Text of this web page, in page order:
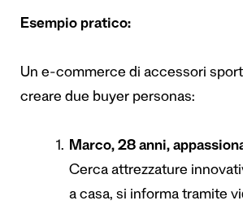
Esempio pratico:
Un e-commerce di accessori
creare due buyer personas:
Marco, 28 anni,
Cerca attrezzature
a casa, si informa tramite